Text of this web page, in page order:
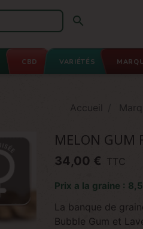

CBD VARIÉTÉS
Accueil
MELON GUM
34,00 € TTC
Prix a la graine :
La banque de
Bubble Gum et